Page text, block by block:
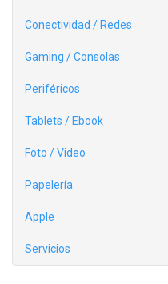
Conectividad / Redes
Gaming / Consolas
Periféricos
Tablets / Ebook
Foto / Video
Papelería
Apple
Servicios